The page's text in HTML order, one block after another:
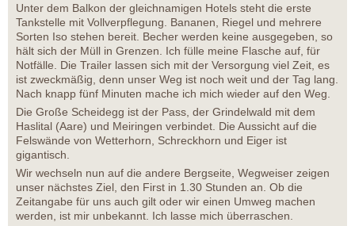
Unter dem Balkon der gleichnamigen Hotels steht die erste
Tankstelle mit Vollverpflegung. Bananen, Riegel und mehrere
Sorten Iso stehen bereit. Becher werden keine ausgegeben, so
hält sich der Müll in Grenzen. Ich fülle meine Flasche auf, für
Notfälle. Die Trailer lassen sich mit der Versorgung viel Zeit, es
ist zweckmäßig, denn unser Weg ist noch weit und der Tag lang.
Nach knapp fünf Minuten mache ich mich wieder auf den Weg.
Die Große Scheidegg ist der Pass, der Grindelwald mit dem
Haslital (Aare) und Meiringen verbindet. Die Aussicht auf die
Felswände von Wetterhorn, Schreckhorn und Eiger ist
gigantisch.
Wir wechseln nun auf die andere Bergseite, Wegweiser zeigen
unser nächstes Ziel, den First in 1.30 Stunden an. Ob die
Zeitangabe für uns auch gilt oder wir einen Umweg machen
werden, ist mir unbekannt. Ich lasse mich überraschen.